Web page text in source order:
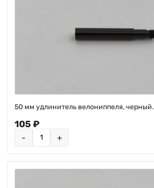
50 мм удлинитель велониппеля, черный.
105 ₽
- +